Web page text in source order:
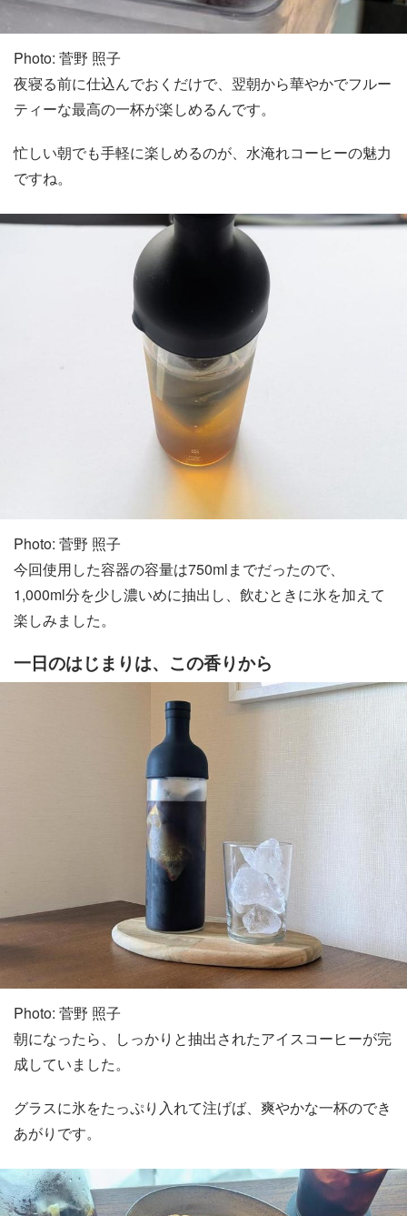
Photo: 菅野 照子
夜寝る前に仕込んでおくだけで、翌朝から華やかでフルー
ティーな最高の一杯が楽しめるんです。
忙しい朝でも手軽に楽しめるのが、水淹れコーヒーの魅力
ですね。
Photo: 菅野 照子
今回使用した容器の容量は750mlまでだったので、
1,000ml分を少し濃いめに抽出し、飲むときに氷を加えて
楽しみました。
一日のはじまりは、この香りから
Photo: 菅野 照子
朝になったら、しっかりと抽出されたアイスコーヒーが完
成していました。
グラスに氷をたっぷり入れて注げば、爽やかな一杯のでき
あがりです。